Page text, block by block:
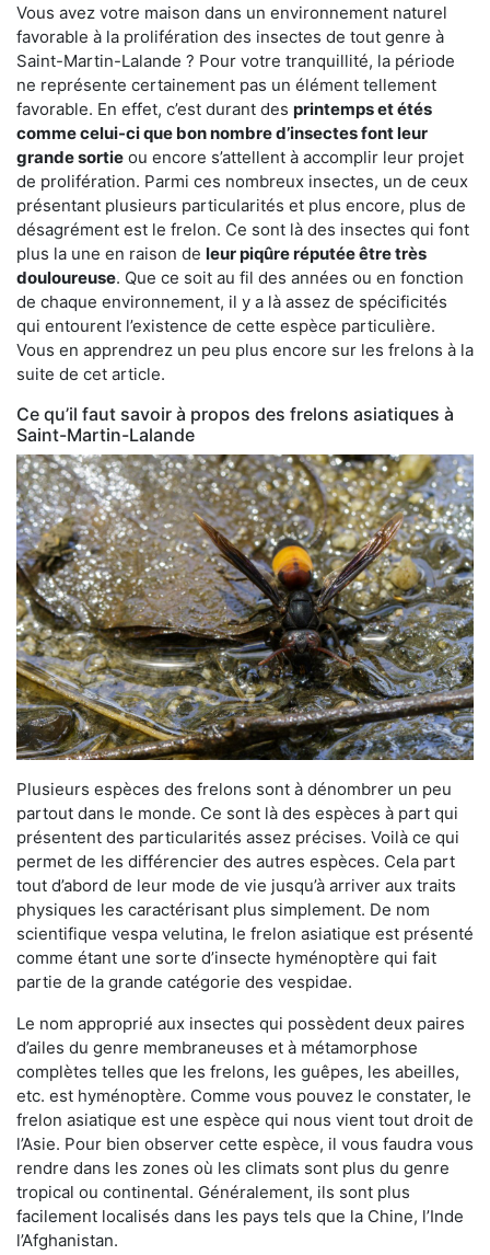
Vous avez votre maison dans un environnement naturel
favorable à la prolifération des insectes de tout genre à
Saint-Martin-Lalande ? Pour votre tranquillité, la période
ne représente certainement pas un élément tellement
favorable. En effet, c’est durant des printemps et étés
comme celui-ci que bon nombre d’insectes font leur
grande sortie ou encore s’attellent à accomplir leur projet
de prolifération. Parmi ces nombreux insectes, un de ceux
présentant plusieurs particularités et plus encore, plus de
désagrément est le frelon. Ce sont là des insectes qui font
plus la une en raison de leur piqûre réputée être très
douloureuse. Que ce soit au fil des années ou en fonction
de chaque environnement, il y a là assez de spécificités
qui entourent l’existence de cette espèce particulière.
Vous en apprendrez un peu plus encore sur les frelons à la
suite de cet article.
Ce qu’il faut savoir à propos des frelons asiatiques à
Saint-Martin-Lalande
Plusieurs espèces des frelons sont à dénombrer un peu
partout dans le monde. Ce sont là des espèces à part qui
présentent des particularités assez précises. Voilà ce qui
permet de les différencier des autres espèces. Cela part
tout d’abord de leur mode de vie jusqu’à arriver aux traits
physiques les caractérisant plus simplement. De nom
scientifique vespa velutina, le frelon asiatique est présenté
comme étant une sorte d’insecte hyménoptère qui fait
partie de la grande catégorie des vespidae.
Le nom approprié aux insectes qui possèdent deux paires
d’ailes du genre membraneuses et à métamorphose
complètes telles que les frelons, les guêpes, les abeilles,
etc. est hyménoptère. Comme vous pouvez le constater, le
frelon asiatique est une espèce qui nous vient tout droit de
l’Asie. Pour bien observer cette espèce, il vous faudra vous
rendre dans les zones où les climats sont plus du genre
tropical ou continental. Généralement, ils sont plus
facilement localisés dans les pays tels que la Chine, l’Inde
l’Afghanistan.